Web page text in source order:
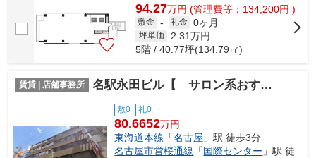
94.27万円 (管理費等：134,200円 )
敷金 - 礼金 0ヶ月
坪単価 2.31万円
5階 / 40.77坪(134.79㎡)
賃貸 | 店舗事務所 名駅永田ビル【 サロン系おすすめ 】
敷0 礼0
80.6652万円
東海道本線 「名古屋 」駅 徒歩3分
名古屋市営桜通線 「国際センター 」駅 徒